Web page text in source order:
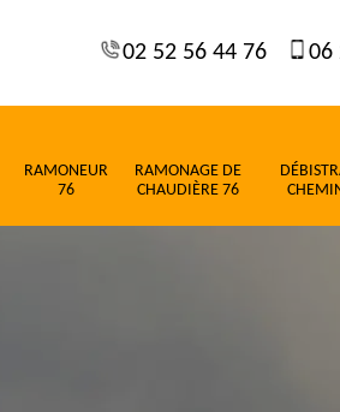
02 52 56 44 76 06
RAMONEUR
76
RAMONAGE DE
CHAUDIÈRE 76